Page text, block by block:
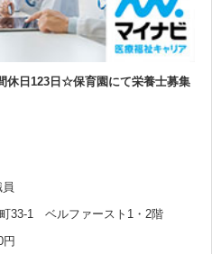
休日123日☆保育園にて栄養士募集
33-1 ベルファースト1・2階
円